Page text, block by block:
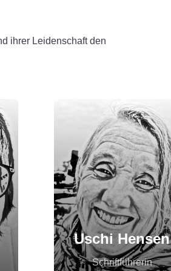
ihrer Leidenschaft den
Uschi Hensen
Schriftführerin